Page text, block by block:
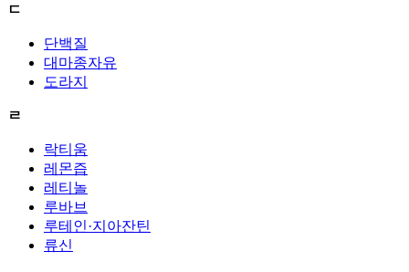
ㄷ
단백질
대마종자유
도라지
ㄹ
락티움
레몬즙
레티놀
루바브
루테인·지아잔틴
류신